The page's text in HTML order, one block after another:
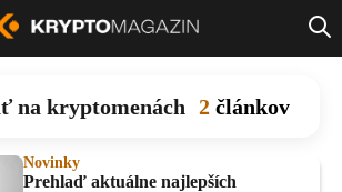
na kryptomenách 2 článkov
Novinky
Prehlaď aktuálne najlepších